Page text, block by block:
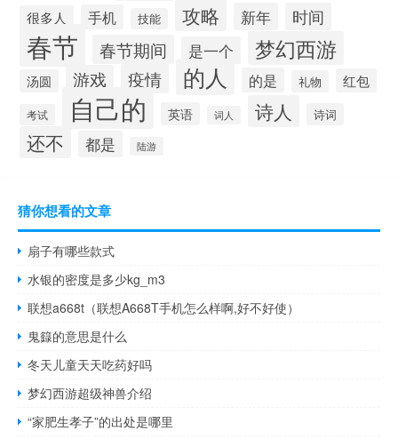
很多人 手机 技能 攻略 新年 时间
春节 春节期间 是一个 梦幻西游
汤圆 游戏 疫情 的人 的是 礼物 红包
考试 自己的 英语 词人 诗人 诗词
还不 都是 陆游
猜你想看的文章
扇子有哪些款式
水银的密度是多少kg_m3
联想a668t（联想A668T手机怎么样啊,好不好使）
鬼籙的意思是什么
冬天儿童天天吃药好吗
梦幻西游超级神兽介绍
“家肥生孝子”的出处是哪里